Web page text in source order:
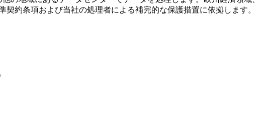
約条項および当社の処理者による補完的な保護措置に依拠します。